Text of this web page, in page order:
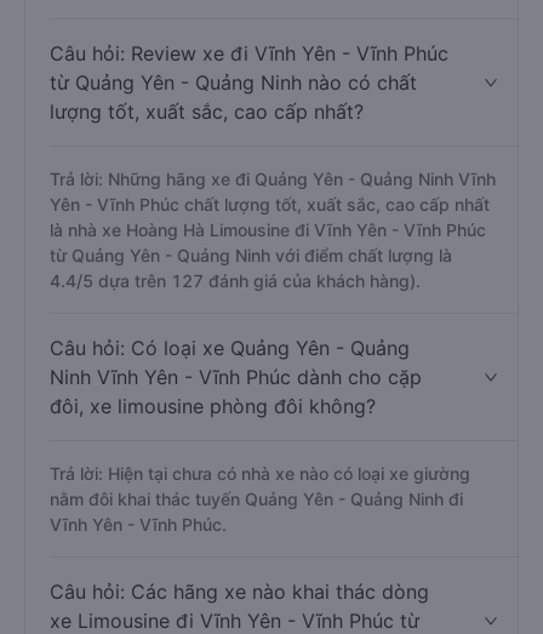
Câu hỏi: Review xe đi Vĩnh Yên - Vĩnh Phúc
từ Quảng Yên - Quảng Ninh nào có chất
lượng tốt, xuất sắc, cao cấp nhất?
Trả lời: Những hãng xe đi Quảng Yên - Quảng Ninh Vĩnh
Yên - Vĩnh Phúc chất lượng tốt, xuất sắc, cao cấp nhất
là nhà xe Hoàng Hà Limousine đi Vĩnh Yên - Vĩnh Phúc
từ Quảng Yên - Quảng Ninh với điểm chất lượng là
4.4/5 dựa trên 127 đánh giá của khách hàng).
Câu hỏi: Có loại xe Quảng Yên - Quảng
Ninh Vĩnh Yên - Vĩnh Phúc dành cho cặp
đôi, xe limousine phòng đôi không?
Trả lời: Hiện tại chưa có nhà xe nào có loại xe giường
nằm đôi khai thác tuyến Quảng Yên - Quảng Ninh đi
Vĩnh Yên - Vĩnh Phúc.
Câu hỏi: Các hãng xe nào khai thác dòng
xe Limousine đi Vĩnh Yên - Vĩnh Phúc từ